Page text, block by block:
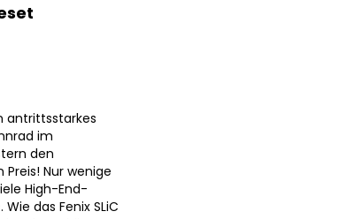
antrittsstarkes
im
den
Nur wenige
High-End-
das Fenix SLiC